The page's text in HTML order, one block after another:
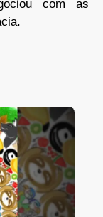
com as